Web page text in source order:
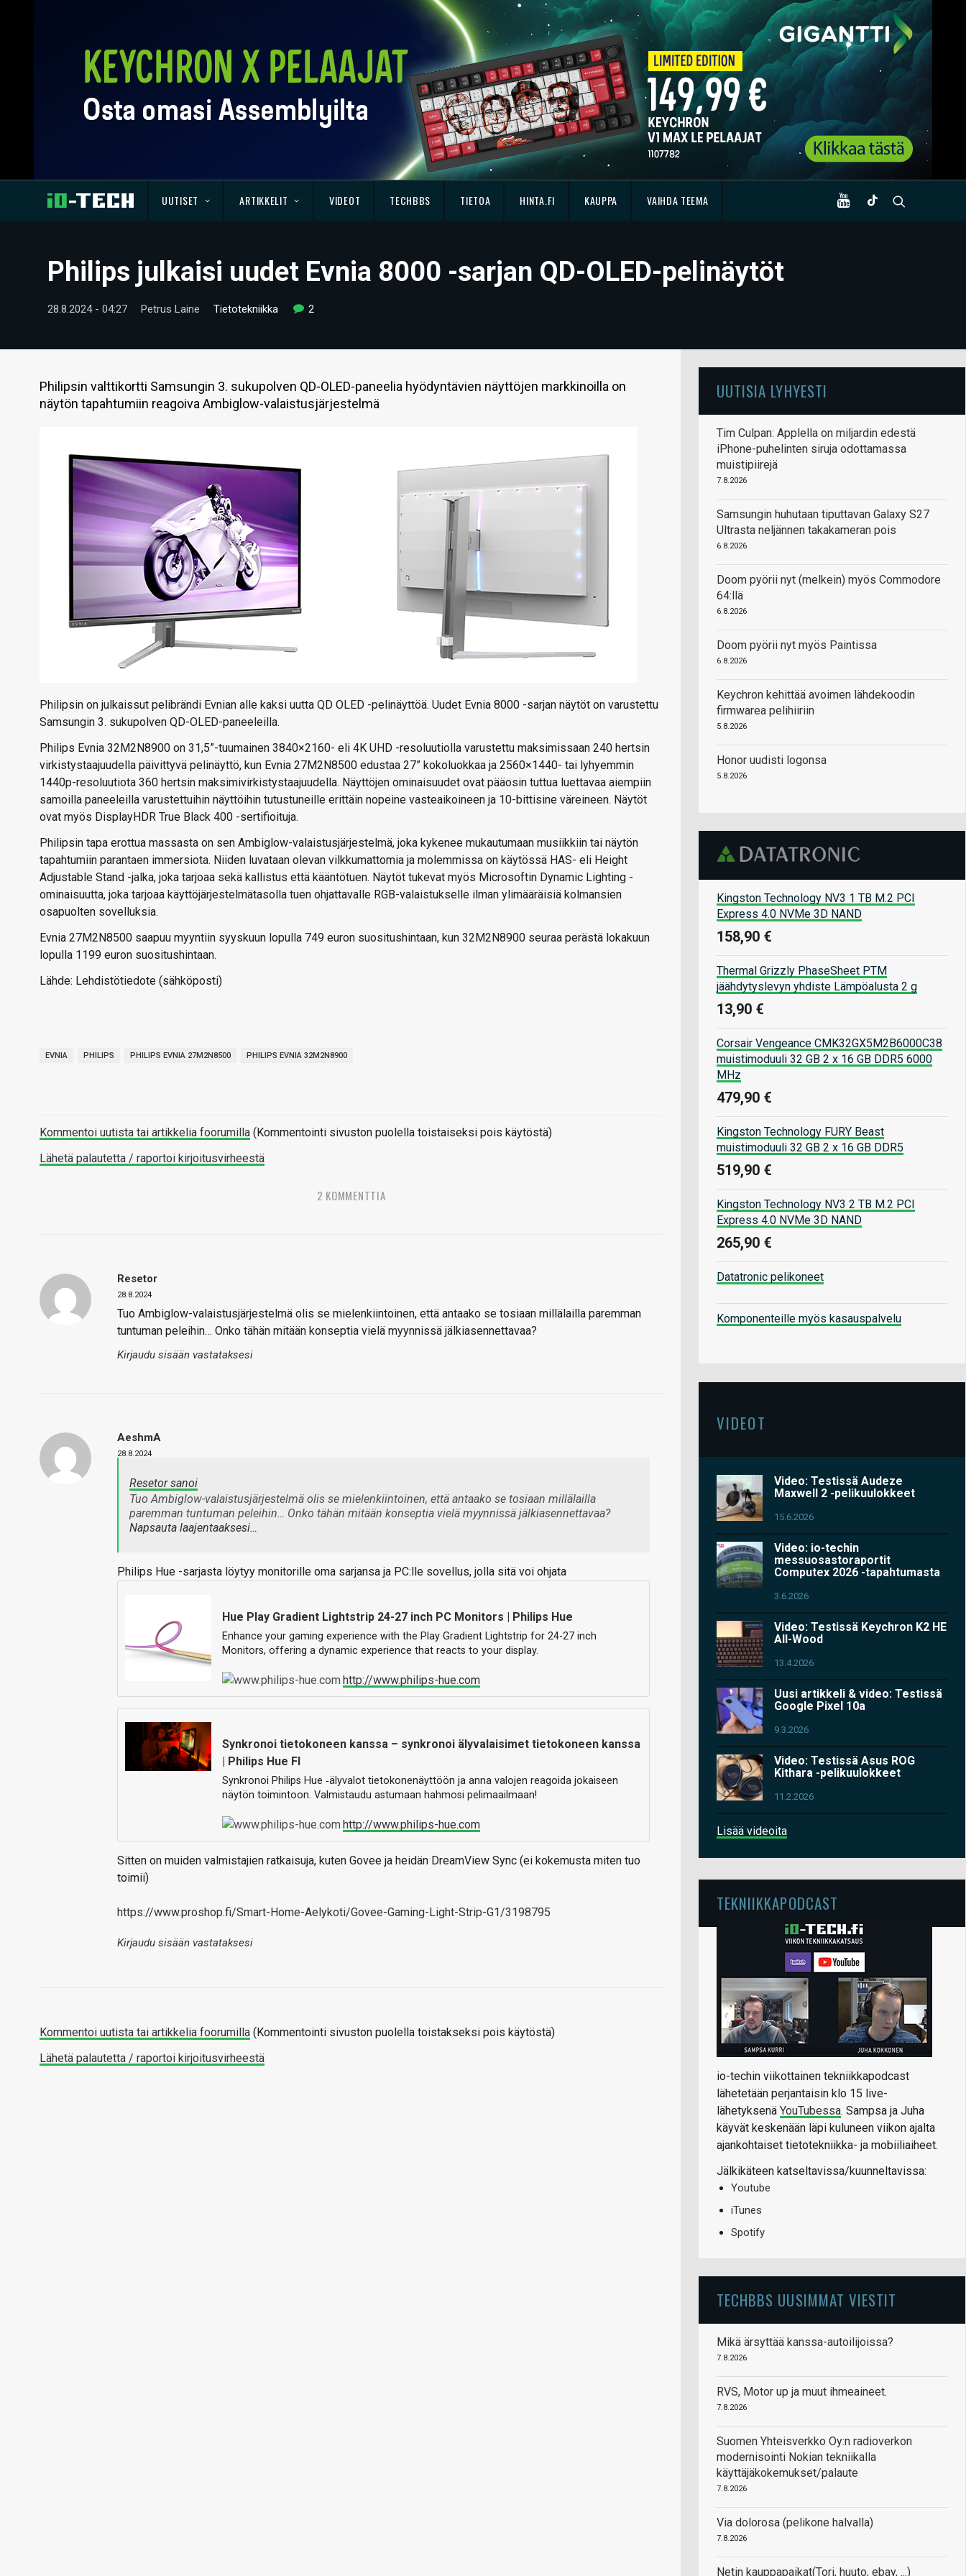
UUTISET ARTIKKELIT VIDEOT TECHBBS TIETOA HINTA.FI KAUPPA VAIHDA TEEMA
Philips julkaisi uudet Evnia 8000 -sarjan QD-OLED-pelinäytöt
28.8.2024 - 04:27 Petrus Laine Tietotekniikka 2
Philipsin valttikortti Samsungin 3. sukupolven QD-OLED-paneelia hyödyntävien näyttöjen markkinoilla on
näytön tapahtumiin reagoiva Ambiglow-valaistusjärjestelmä
Philipsin on julkaissut pelibrändi Evnian alle kaksi uutta QD OLED -pelinäyttöä. Uudet Evnia 8000 -sarjan näytöt on varustettu
Samsungin 3. sukupolven QD-OLED-paneeleilla.
Philips Evnia 32M2N8900 on 31,5”-tuumainen 3840×2160- eli 4K UHD -resoluutiolla varustettu maksimissaan 240 hertsin
virkistystaajuudella päivittyvä pelinäyttö, kun Evnia 27M2N8500 edustaa 27” kokoluokkaa ja 2560×1440- tai lyhyemmin
1440p-resoluutiota 360 hertsin maksimivirkistystaajuudella. Näyttöjen ominaisuudet ovat pääosin tuttua luettavaa aiempiin
samoilla paneeleilla varustettuihin näyttöihin tutustuneille erittäin nopeine vasteaikoineen ja 10-bittisine väreineen. Näytöt
ovat myös DisplayHDR True Black 400 -sertifioituja.
Philipsin tapa erottua massasta on sen Ambiglow-valaistusjärjestelmä, joka kykenee mukautumaan musiikkiin tai näytön
tapahtumiin parantaen immersiota. Niiden luvataan olevan vilkkumattomia ja molemmissa on käytössä HAS- eli Height
Adjustable Stand -jalka, joka tarjoaa sekä kallistus että kääntötuen. Näytöt tukevat myös Microsoftin Dynamic Lighting -
ominaisuutta, joka tarjoaa käyttöjärjestelmätasolla tuen ohjattavalle RGB-valaistukselle ilman ylimääräisiä kolmansien
osapuolten sovelluksia.
Evnia 27M2N8500 saapuu myyntiin syyskuun lopulla 749 euron suositushintaan, kun 32M2N8900 seuraa perästä lokakuun
lopulla 1199 euron suositushintaan.
Lähde: Lehdistötiedote (sähköposti)
EVNIA PHILIPS PHILIPS EVNIA 27M2N8500 PHILIPS EVNIA 32M2N8900
Kommentoi uutista tai artikkelia foorumilla (Kommentointi sivuston puolella toistaiseksi pois käytöstä)
Lähetä palautetta / raportoi kirjoitusvirheestä
2 KOMMENTTIA
Resetor
28.8.2024
Tuo Ambiglow-valaistusjärjestelmä olis se mielenkiintoinen, että antaako se tosiaan millälailla paremman
tuntuman peleihin… Onko tähän mitään konseptia vielä myynnissä jälkiasennettavaa?
Kirjaudu sisään vastataksesi
AeshmA
28.8.2024
Resetor sanoi
Tuo Ambiglow-valaistusjärjestelmä olis se mielenkiintoinen, että antaako se tosiaan millälailla
paremman tuntuman peleihin… Onko tähän mitään konseptia vielä myynnissä jälkiasennettavaa?
Napsauta laajentaaksesi…
Philips Hue -sarjasta löytyy monitorille oma sarjansa ja PC:lle sovellus, jolla sitä voi ohjata
Hue Play Gradient Lightstrip 24-27 inch PC Monitors | Philips Hue
Enhance your gaming experience with the Play Gradient Lightstrip for 24-27 inch
Monitors, offering a dynamic experience that reacts to your display.
http://www.philips-hue.com
Synkronoi tietokoneen kanssa – synkronoi älyvalaisimet tietokoneen kanssa
| Philips Hue FI
Synkronoi Philips Hue ‑älyvalot tietokonenäyttöön ja anna valojen reagoida jokaiseen
näytön toimintoon. Valmistaudu astumaan hahmosi pelimaailmaan!
http://www.philips-hue.com
Sitten on muiden valmistajien ratkaisuja, kuten Govee ja heidän DreamView Sync (ei kokemusta miten tuo
toimii)
https://www.proshop.fi/Smart-Home-Aelykoti/Govee-Gaming-Light-Strip-G1/3198795
Kirjaudu sisään vastataksesi
Kommentoi uutista tai artikkelia foorumilla (Kommentointi sivuston puolella toistakseksi pois käytöstä)
Lähetä palautetta / raportoi kirjoitusvirheestä
UUTISIA LYHYESTI
Tim Culpan: Applella on miljardin edestä
iPhone-puhelinten siruja odottamassa
muistipiirejä
7.8.2026
Samsungin huhutaan tiputtavan Galaxy S27
Ultrasta neljännen takakameran pois
6.8.2026
Doom pyörii nyt (melkein) myös Commodore
64:llä
6.8.2026
Doom pyörii nyt myös Paintissa
6.8.2026
Keychron kehittää avoimen lähdekoodin
firmwarea pelihiiriin
5.8.2026
Honor uudisti logonsa
5.8.2026
Kingston Technology NV3 1 TB M.2 PCI
Express 4.0 NVMe 3D NAND
158,90 €
Thermal Grizzly PhaseSheet PTM
jäähdytyslevyn yhdiste Lämpöalusta 2 g
13,90 €
Corsair Vengeance CMK32GX5M2B6000C38
muistimoduuli 32 GB 2 x 16 GB DDR5 6000
MHz
479,90 €
Kingston Technology FURY Beast
muistimoduuli 32 GB 2 x 16 GB DDR5
519,90 €
Kingston Technology NV3 2 TB M.2 PCI
Express 4.0 NVMe 3D NAND
265,90 €
Datatronic pelikoneet
Komponenteille myös kasauspalvelu
VIDEOT
Video: Testissä Audeze
Maxwell 2 -pelikuulokkeet
15.6.2026
Video: io-techin
messuosastoraportit
Computex 2026 -tapahtumasta
3.6.2026
Video: Testissä Keychron K2 HE
All-Wood
13.4.2026
Uusi artikkeli & video: Testissä
Google Pixel 10a
9.3.2026
Video: Testissä Asus ROG
Kithara -pelikuulokkeet
11.2.2026
Lisää videoita
TEKNIIKKAPODCAST
io-techin viikottainen tekniikkapodcast
lähetetään perjantaisin klo 15 live-
lähetyksenä YouTubessa. Sampsa ja Juha
käyvät keskenään läpi kuluneen viikon ajalta
ajankohtaiset tietotekniikka- ja mobiiliaiheet.
Jälkikäteen katseltavissa/kuunneltavissa:
Youtube
iTunes
Spotify
TECHBBS UUSIMMAT VIESTIT
Mikä ärsyttää kanssa-autoilijoissa?
7.8.2026
RVS, Motor up ja muut ihmeaineet.
7.8.2026
Suomen Yhteisverkko Oy:n radioverkon
modernisointi Nokian tekniikalla
käyttäjäkokemukset/palaute
7.8.2026
Via dolorosa (pelikone halvalla)
7.8.2026
Netin kauppapaikat(Tori, huuto, ebay, ...)